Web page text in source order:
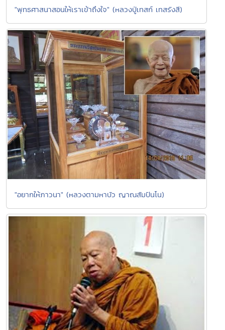
"พุทธศาสนาสอนให้เราเข้าถึงใจ" (หลวงปู่เทสก์ เทสรังสี)
"อยากให้ภาวนา" (หลวงตามหาบัว ญาณสัมปันโน)